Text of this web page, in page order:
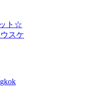
ト☆
スケ